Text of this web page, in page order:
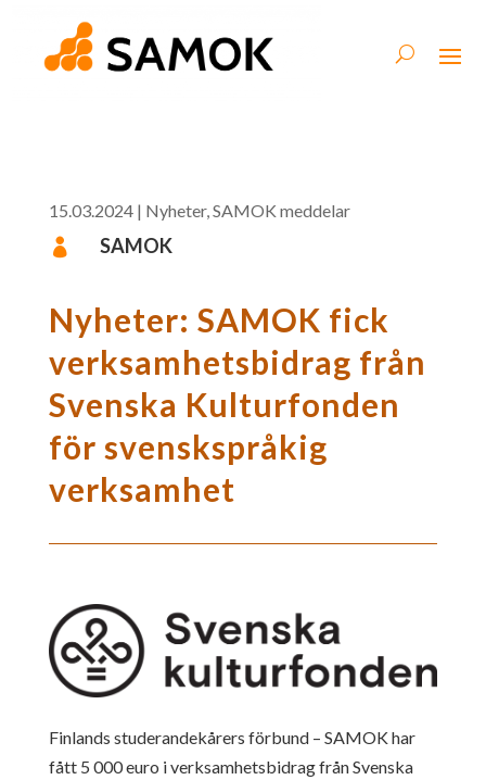
15.03.2024| Nyheter,SAMOK meddelar
 SAMOK
Nyheter: SAMOK fick
verksamhetsbidrag från
Svenska Kulturfonden
för svenskspråkig
verksamhet
Finlands studerandekårers förbund – SAMOK har
fått 5 000 euro i verksamhetsbidrag från Svenska